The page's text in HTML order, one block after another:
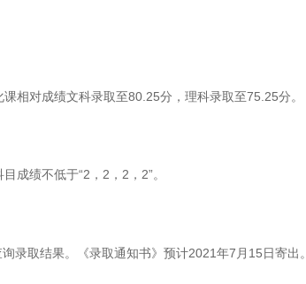
相对成绩文科录取至80.25分，理科录取至75.25分。
成绩不低于“2，2，2，2”。
录取结果。《录取通知书》预计2021年7月15日寄出。